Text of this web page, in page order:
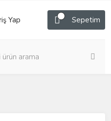
Yap Sepetim